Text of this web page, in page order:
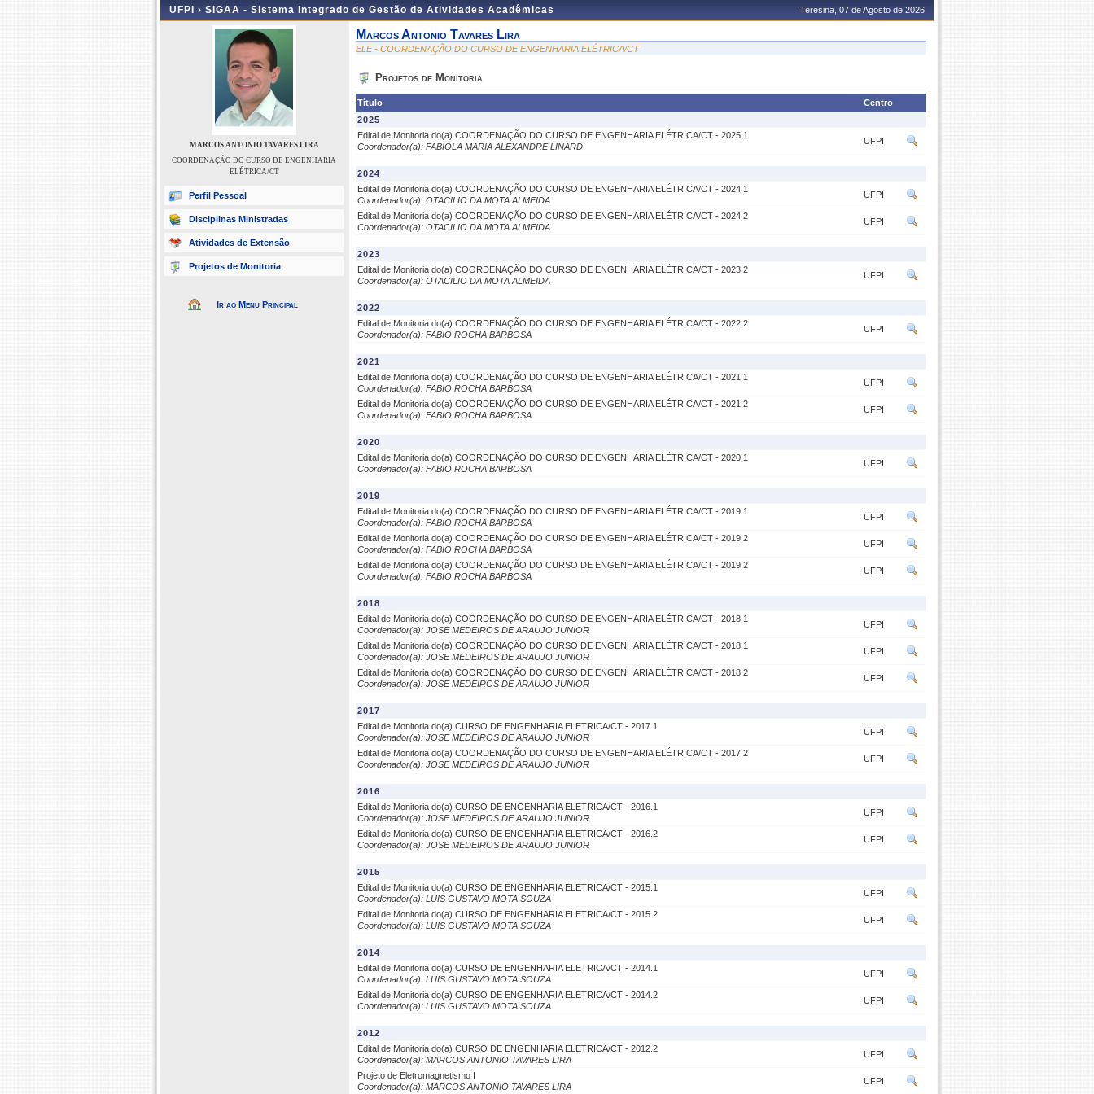
UFPI › SIGAA - Sistema Integrado de Gestão de Atividades Acadêmicas Teresina, 07 de Agosto de 2026
MARCOS ANTONIO TAVARES LIRA
COORDENAÇÃO DO CURSO DE ENGENHARIA
ELÉTRICA/CT
Perfil Pessoal
Disciplinas Ministradas
Atividades de Extensão
Projetos de Monitoria
Ir ao Menu Principal
Marcos Antonio Tavares Lira
ELE - COORDENAÇÃO DO CURSO DE ENGENHARIA ELÉTRICA/CT
Projetos de Monitoria
Título
Centro
2025
Edital de Monitoria do(a) COORDENAÇÃO DO CURSO DE ENGENHARIA ELÉTRICA/CT - 2025.1
Coordenador(a): FABIOLA MARIA ALEXANDRE LINARD
UFPI
2024
Edital de Monitoria do(a) COORDENAÇÃO DO CURSO DE ENGENHARIA ELÉTRICA/CT - 2024.1
Coordenador(a): OTACILIO DA MOTA ALMEIDA
UFPI
Edital de Monitoria do(a) COORDENAÇÃO DO CURSO DE ENGENHARIA ELÉTRICA/CT - 2024.2
Coordenador(a): OTACILIO DA MOTA ALMEIDA
UFPI
2023
Edital de Monitoria do(a) COORDENAÇÃO DO CURSO DE ENGENHARIA ELÉTRICA/CT - 2023.2
Coordenador(a): OTACILIO DA MOTA ALMEIDA
UFPI
2022
Edital de Monitoria do(a) COORDENAÇÃO DO CURSO DE ENGENHARIA ELÉTRICA/CT - 2022.2
Coordenador(a): FABIO ROCHA BARBOSA
UFPI
2021
Edital de Monitoria do(a) COORDENAÇÃO DO CURSO DE ENGENHARIA ELÉTRICA/CT - 2021.1
Coordenador(a): FABIO ROCHA BARBOSA
UFPI
Edital de Monitoria do(a) COORDENAÇÃO DO CURSO DE ENGENHARIA ELÉTRICA/CT - 2021.2
Coordenador(a): FABIO ROCHA BARBOSA
UFPI
2020
Edital de Monitoria do(a) COORDENAÇÃO DO CURSO DE ENGENHARIA ELÉTRICA/CT - 2020.1
Coordenador(a): FABIO ROCHA BARBOSA
UFPI
2019
Edital de Monitoria do(a) COORDENAÇÃO DO CURSO DE ENGENHARIA ELÉTRICA/CT - 2019.1
Coordenador(a): FABIO ROCHA BARBOSA
UFPI
Edital de Monitoria do(a) COORDENAÇÃO DO CURSO DE ENGENHARIA ELÉTRICA/CT - 2019.2
Coordenador(a): FABIO ROCHA BARBOSA
UFPI
Edital de Monitoria do(a) COORDENAÇÃO DO CURSO DE ENGENHARIA ELÉTRICA/CT - 2019.2
Coordenador(a): FABIO ROCHA BARBOSA
UFPI
2018
Edital de Monitoria do(a) COORDENAÇÃO DO CURSO DE ENGENHARIA ELÉTRICA/CT - 2018.1
Coordenador(a): JOSE MEDEIROS DE ARAUJO JUNIOR
UFPI
Edital de Monitoria do(a) COORDENAÇÃO DO CURSO DE ENGENHARIA ELÉTRICA/CT - 2018.1
Coordenador(a): JOSE MEDEIROS DE ARAUJO JUNIOR
UFPI
Edital de Monitoria do(a) COORDENAÇÃO DO CURSO DE ENGENHARIA ELÉTRICA/CT - 2018.2
Coordenador(a): JOSE MEDEIROS DE ARAUJO JUNIOR
UFPI
2017
Edital de Monitoria do(a) CURSO DE ENGENHARIA ELETRICA/CT - 2017.1
Coordenador(a): JOSE MEDEIROS DE ARAUJO JUNIOR
UFPI
Edital de Monitoria do(a) COORDENAÇÃO DO CURSO DE ENGENHARIA ELÉTRICA/CT - 2017.2
Coordenador(a): JOSE MEDEIROS DE ARAUJO JUNIOR
UFPI
2016
Edital de Monitoria do(a) CURSO DE ENGENHARIA ELETRICA/CT - 2016.1
Coordenador(a): JOSE MEDEIROS DE ARAUJO JUNIOR
UFPI
Edital de Monitoria do(a) CURSO DE ENGENHARIA ELETRICA/CT - 2016.2
Coordenador(a): JOSE MEDEIROS DE ARAUJO JUNIOR
UFPI
2015
Edital de Monitoria do(a) CURSO DE ENGENHARIA ELETRICA/CT - 2015.1
Coordenador(a): LUIS GUSTAVO MOTA SOUZA
UFPI
Edital de Monitoria do(a) CURSO DE ENGENHARIA ELETRICA/CT - 2015.2
Coordenador(a): LUIS GUSTAVO MOTA SOUZA
UFPI
2014
Edital de Monitoria do(a) CURSO DE ENGENHARIA ELETRICA/CT - 2014.1
Coordenador(a): LUIS GUSTAVO MOTA SOUZA
UFPI
Edital de Monitoria do(a) CURSO DE ENGENHARIA ELETRICA/CT - 2014.2
Coordenador(a): LUIS GUSTAVO MOTA SOUZA
UFPI
2012
Edital de Monitoria do(a) CURSO DE ENGENHARIA ELETRICA/CT - 2012.2
Coordenador(a): MARCOS ANTONIO TAVARES LIRA
UFPI
Projeto de Eletromagnetismo I
Coordenador(a): MARCOS ANTONIO TAVARES LIRA
UFPI